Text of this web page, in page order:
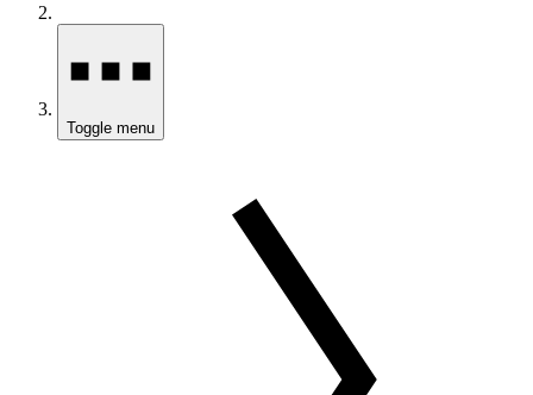
Toggle menu